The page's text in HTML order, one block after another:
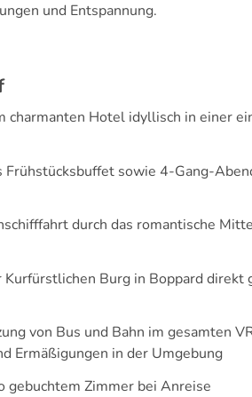
und Entspannung.
charmanten Hotel idyllisch in einer
sowie 4-Gang-
durch das romantische
Kurfürstlichen Burg in Boppard
von Bus und Bahn im gesamten
Ermäßigungen in der Umgebung
gebuchtem Zimmer bei Anreise